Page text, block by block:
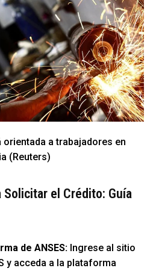
a trabajadores en
(Reuters)
el Crédito: Guía
de ANSES: Ingrese al sitio
y acceda a la plataforma